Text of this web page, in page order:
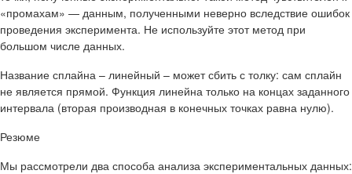
«промахам» — данным, полученными неверно вследствие ошибок
проведения эксперимента. Не используйте этот метод при
большом числе данных.
Название сплайна – линейный – может сбить с толку: сам сплайн
не является прямой. Функция линейна только на концах заданного
интервала (вторая производная в конечных точках равна нулю).
Резюме
Мы рассмотрели два способа анализа экспериментальных данных: